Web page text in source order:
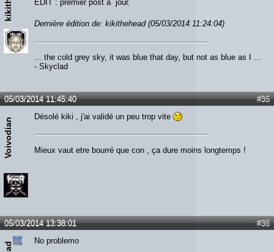
EDIT : premier post à jour.
Dernière édition de: kikithehead (05/03/2014 11:24:04)
... the cold grey sky, it was blue that day, but not as blue as I ...
- Skyclad
#35
05/03/2014 11:45:40
Voivodian
Désolé kiki , j'ai validé un peu trop vite
Mieux vaut etre bourré que con , ça dure moins longtemps !
#36
05/03/2014 13:38:01
No problemo